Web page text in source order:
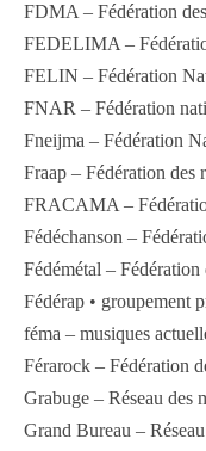
FDMA – Fédération
FEDELIMA –
FELIN – Fédération
FNAR – Fédération
Fneijma – Fédération
Fraap – Fédération des
FRACAMA –
Fédéchanson –
Fédémétal –
Fédérap • groupement
féma – musiques
Férarock – Fédération
Grabuge – Réseau des
Grand Bureau –